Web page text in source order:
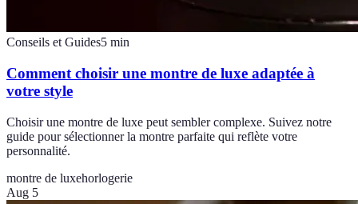
Conseils et Guides5 min
Comment choisir une montre de luxe adaptée à
votre style
Choisir une montre de luxe peut sembler complexe. Suivez notre
guide pour sélectionner la montre parfaite qui reflète votre
personnalité.
montre de luxehorlogerie
Aug 5